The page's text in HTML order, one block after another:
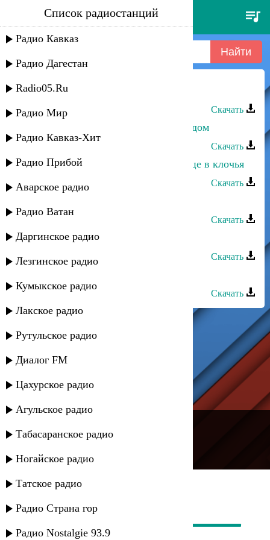
айдамир эльдаров - корочка
льда
Список радиостанций
Радио Кавказ
Радио Дагестан
Radio05.Ru
Радио Мир
Радио Кавказ-Хит
Радио Прибой
Аварское радио
Радио Ватан
Даргинское радио
Лезгинское радио
Кумыкское радио
Лакское радио
Рутульское радио
Диалог FM
Цахурское радио
Агульское радио
Табасаранское радио
Ногайское радио
Татское радио
Радио Страна гор
Радио Nostalgie 93.9
Айдамир Эльдаров - Корочка льда
Скачать
Айдамир Эльдаров - Любовь со льдом
Скачать
Айдамир Эльдаров, MARU - Сердце в клочья
Скачать
Скачать
Айдамир Мугу - Есть красивая
Скачать
Скачать
---
Русское радио